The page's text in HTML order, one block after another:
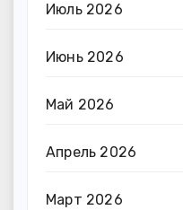
Июль 2026
Июнь 2026
Май 2026
Апрель 2026
Март 2026